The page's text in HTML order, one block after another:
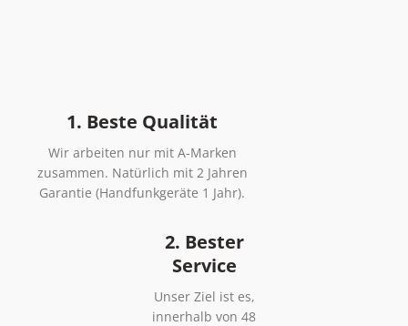
1. Beste Qualität
Wir arbeiten nur mit A-Marken
zusammen. Natürlich mit 2 Jahren
Garantie (Handfunkgeräte 1 Jahr).
2. Bester
Service
Unser Ziel ist es,
innerhalb von 48